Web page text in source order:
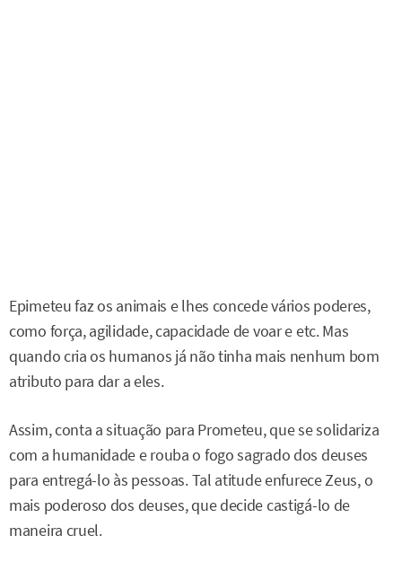
Epimeteu faz os animais e lhes concede vários poderes,
como força, agilidade, capacidade de voar e etc. Mas
quando cria os humanos já não tinha mais nenhum bom
atributo para dar a eles.
Assim, conta a situação para Prometeu, que se solidariza
com a humanidade e rouba o fogo sagrado dos deuses
para entregá-lo às pessoas. Tal atitude enfurece Zeus, o
mais poderoso dos deuses, que decide castigá-lo de
maneira cruel.